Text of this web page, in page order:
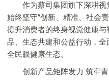
作为蔡司集团旗下深耕视
始终坚守“创新、精准、社会
提升消费者的终身视觉健康
品、生态共建和公益行动，全
全民眼健康生态。
创新产品矩阵发力 筑牢青